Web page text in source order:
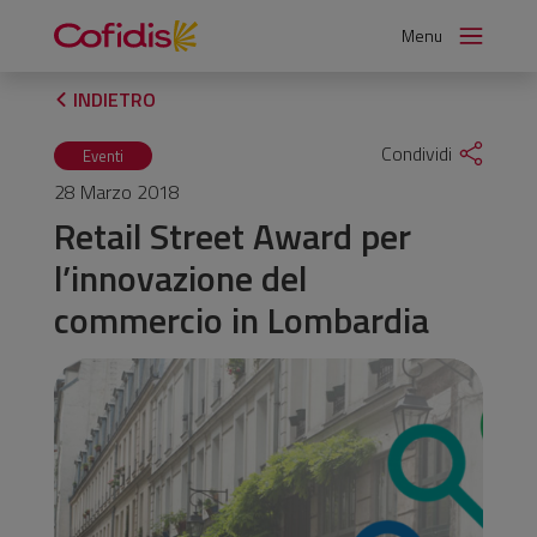
Menu
INDIETRO
Eventi
28 Marzo 2018
Condividi
Retail Street Award per
l’innovazione del
commercio in Lombardia